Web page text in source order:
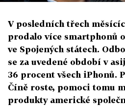
V posledních třech
prodalo více smartphonů
ve Spojených státech.
se za uvedené období v
36 procent všech iPhonů.
Číně roste, pomoci tomu
produkty americké